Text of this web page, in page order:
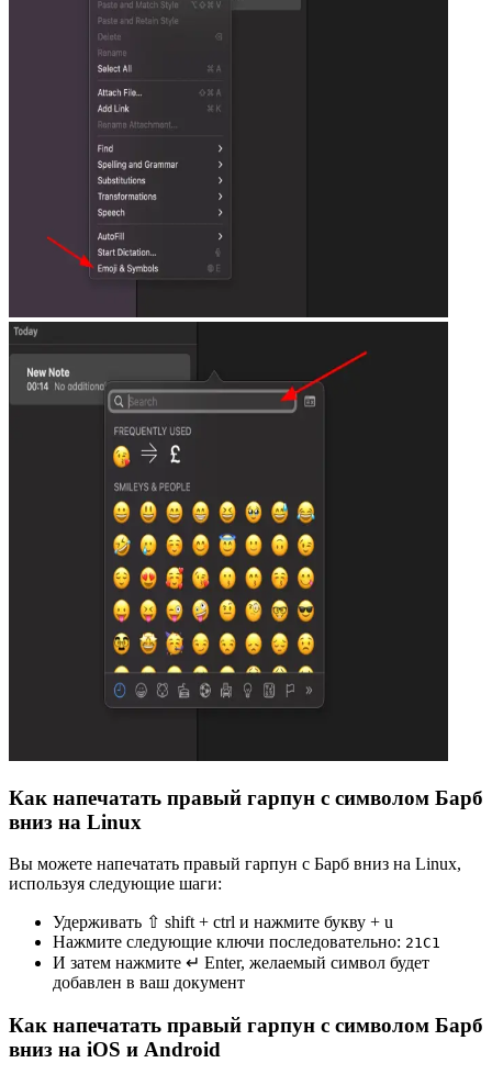
Как напечатать правый гарпун с символом Барб
вниз на Linux
Вы можете напечатать правый гарпун с Барб вниз на Linux,
используя следующие шаги:
Удерживать ⇧ shift + ctrl и нажмите букву + u
Нажмите следующие ключи последовательно: 21C1
И затем нажмите ↵ Enter, желаемый символ будет
добавлен в ваш документ
Как напечатать правый гарпун с символом Барб
вниз на iOS и Android